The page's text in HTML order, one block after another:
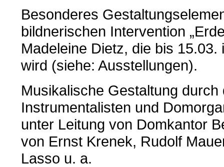
Besonderes
bildnerischen Intervention
Madeleine Dietz, die bis
wird (siehe: Ausstellungen).
Musikalische Gestaltung
Instrumentalisten und
unter Leitung von Domkantor
von Ernst Krenek, Rudolf
Lasso u. a.